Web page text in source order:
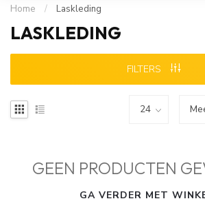
Home / Laskleding
LASKLEDING
FILTERS
GEEN PRODUCTEN
GA VERDER MET